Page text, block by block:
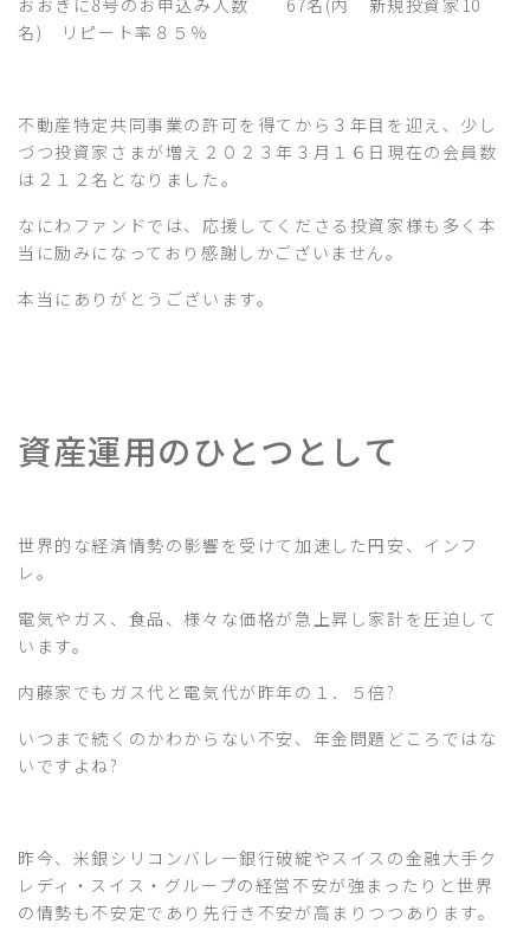
おおきに8号のお申込み人数 67名(内 新規投資家10
名) リピート率８５％
不動産特定共同事業の許可を得てから３年目を迎え、少し
づつ投資家さまが増え２０２３年３月１６日現在の会員数
は２１２名となりました。
なにわファンドでは、応援してくださる投資家様も多く本
当に励みになっており感謝しかございません。
本当にありがとうございます。
資産運用のひとつとして
世界的な経済情勢の影響を受けて加速した円安、インフ
レ。
電気やガス、食品、様々な価格が急上昇し家計を圧迫して
います。
内藤家でもガス代と電気代が昨年の１．５倍?
いつまで続くのかわからない不安、年金問題どころではな
いですよね?
昨今、米銀シリコンバレー銀行破綻やスイスの金融大手ク
レディ・スイス・グループの経営不安が強まったりと世界
の情勢も不安定であり先行き不安が高まりつつあります。